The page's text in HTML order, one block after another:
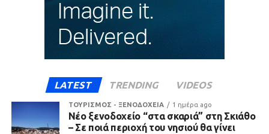
LATEST TRENDING VIDEOS
ΤΟΥΡΙΣΜΟΣ - ΞΕΝΟΔΟΧΕΙΑ 1 ημέρα ago
Νέο ξενοδοχείο “στα σκαριά” στη Σκιάθο
– Σε ποιά περιοχή του νησιού θα γίνει